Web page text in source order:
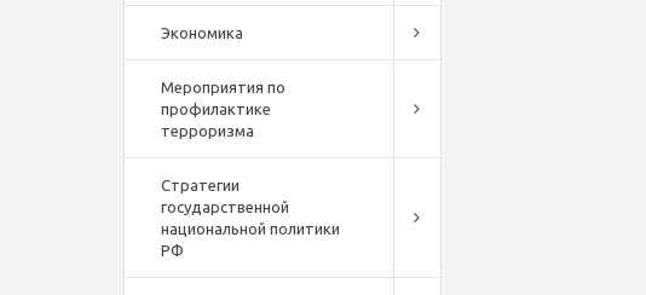
Экономика
Мероприятия по
профилактике
терроризма
Стратегии
государственной
национальной политики
РФ